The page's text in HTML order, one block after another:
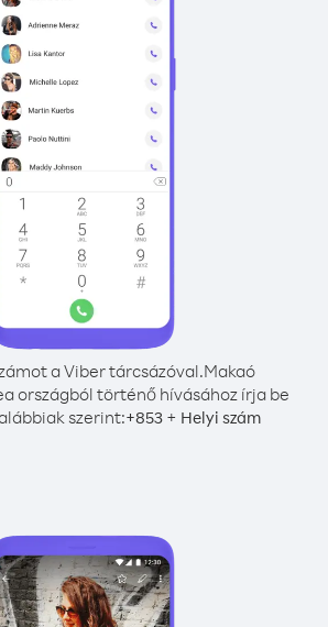
a Viber tárcsázóval.Makaó
országból történő hívásához írja be
szerint:+853+ Helyi szám